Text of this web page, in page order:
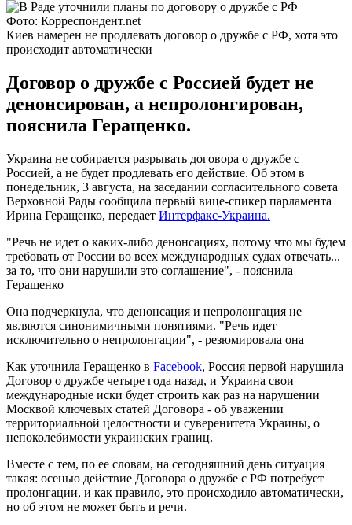
Фото: Корреспондент.net
Киев намерен не продлевать договор о дружбе с РФ, хотя это
происходит автоматически
Договор о дружбе с Россией будет не
денонсирован, а непролонгирован,
пояснила Геращенко.
Украина не собирается разрывать договора о дружбе с
Россией, а не будет продлевать его действие. Об этом в
понедельник, 3 августа, на заседании согласительного совета
Верховной Рады сообщила первый вице-спикер парламента
Ирина Геращенко, передает Интерфакс-Украина.
"Речь не идет о каких-либо денонсациях, потому что мы будем
требовать от России во всех международных судах отвечать...
за то, что они нарушили это соглашение", - пояснила
Геращенко
Она подчеркнула, что денонсация и непролонгация не
являются синонимичными понятиями. "Речь идет
исключительно о непролонгации", - резюмировала она
Как уточнила Геращенко в Facebook, Россия первой нарушила
Договор о дружбе четыре года назад, и Украина свои
международные иски будет строить как раз на нарушении
Москвой ключевых статей Договора - об уважении
территориальной целостности и суверенитета Украины, о
непоколебимости украинских границ.
Вместе с тем, по ее словам, на сегодняшний день ситуация
такая: осенью действие Договора о дружбе с РФ потребует
пролонгации, и как правило, это происходило автоматически,
но об этом не может быть и речи.